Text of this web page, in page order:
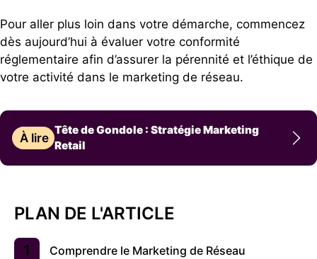
Pour aller plus loin dans votre démarche, commencez
dès aujourd’hui à évaluer votre conformité
réglementaire afin d’assurer la pérennité et l’éthique de
votre activité dans le marketing de réseau.
À lire
Tête de Gondole : Stratégie Marketing
Retail
PLAN DE L'ARTICLE
Comprendre le Marketing de Réseau